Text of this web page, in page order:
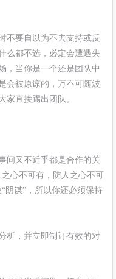
不要自以为不去支持或反
么都不选，必定会遭遇失
，当你是一个还是团队中
会被原谅的，万不可随波
家直接踢出团队。
间又不近乎都是合作的关
心不可有，防人之心不可
阴谋”，所以你还必须保持
析，并立即制订有效的对